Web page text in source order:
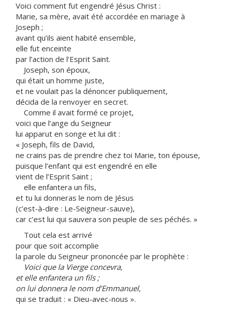
Voici comment fut engendré Jésus Christ :
Marie, sa mère, avait été accordée en mariage à
Joseph ;
avant qu’ils aient habité ensemble,
elle fut enceinte
par l’action de l’Esprit Saint.
Joseph, son époux,
qui était un homme juste,
et ne voulait pas la dénoncer publiquement,
décida de la renvoyer en secret.
Comme il avait formé ce projet,
voici que l’ange du Seigneur
lui apparut en songe et lui dit :
« Joseph, fils de David,
ne crains pas de prendre chez toi Marie, ton épouse,
puisque l’enfant qui est engendré en elle
vient de l’Esprit Saint ;
elle enfantera un fils,
et tu lui donneras le nom de Jésus
(c’est-à-dire : Le-Seigneur-sauve),
car c’est lui qui sauvera son peuple de ses péchés. »
Tout cela est arrivé
pour que soit accomplie
la parole du Seigneur prononcée par le prophète :
Voici que la Vierge concevra,
et elle enfantera un fils ;
on lui donnera le nom d’Emmanuel,
qui se traduit : « Dieu-avec-nous ».